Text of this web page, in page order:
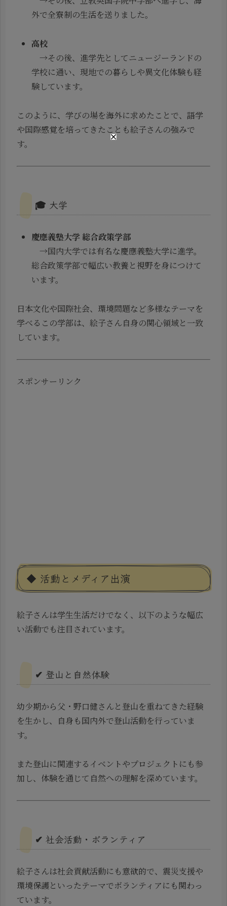
外で全寮制の生活を送りました。
高校
→その後、進学先としてニュージーランドの
学校に通い、現地での暮らしや異文化体験も経
験しています。
このように、学びの場を海外に求めたことで、語学
や国際感覚を培ってきたことも絵子さんの強みで
す。
🎓 大学
慶應義塾大学 総合政策学部
→国内大学では有名な慶應義塾大学に進学。
総合政策学部で幅広い教養と視野を身につけて
います。
日本文化や国際社会、環境問題など多様なテーマを
学べるこの学部は、絵子さん自身の関心領域と一致
しています。
スポンサーリンク
◆ 活動とメディア出演
絵子さんは学生生活だけでなく、以下のような幅広
い活動でも注目されています。
✔ 登山と自然体験
幼少期から父・野口健さんと登山を重ねてきた経験
を生かし、自身も国内外で登山活動を行っていま
す。
また登山に関連するイベントやプロジェクトにも参
加し、体験を通じて自然への理解を深めています。
✔ 社会活動・ボランティア
絵子さんは社会貢献活動にも意欲的で、震災支援や
環境保護といったテーマでボランティアにも関わっ
ています。